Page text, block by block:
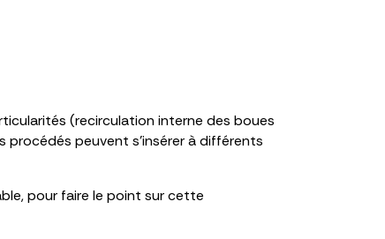
(recirculation interne des boues
peuvent s’insérer à différents
pour faire le point sur cette